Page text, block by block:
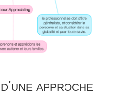
approche